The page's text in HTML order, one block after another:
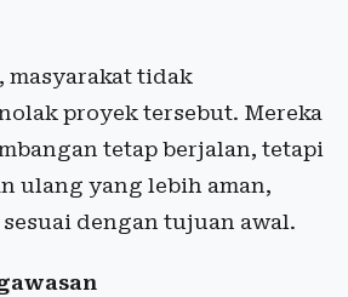
masyarakat tidak
proyek tersebut. Mereka
tetap berjalan, tetapi
ulang yang lebih aman,
dengan tujuan awal.